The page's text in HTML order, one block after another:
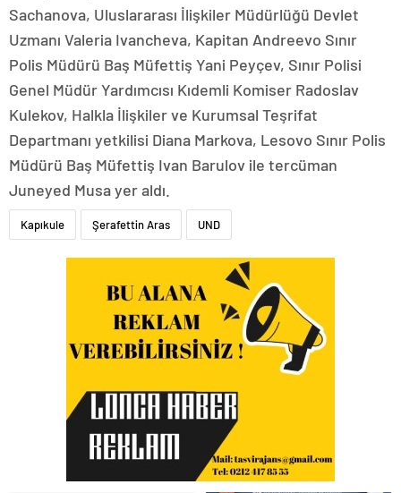
Sachanova, Uluslararası İlişkiler Müdürlüğü Devlet
Uzmanı Valeria Ivancheva, Kapitan Andreevo Sınır
Polis Müdürü Baş Müfettiş Yani Peyçev, Sınır Polisi
Genel Müdür Yardımcısı Kıdemli Komiser Radoslav
Kulekov, Halkla İlişkiler ve Kurumsal Teşrifat
Departmanı yetkilisi Diana Markova, Lesovo Sınır Polis
Müdürü Baş Müfettiş Ivan Barulov ile tercüman
Juneyed Musa yer aldı.
Kapıkule Şerafettin Aras UND